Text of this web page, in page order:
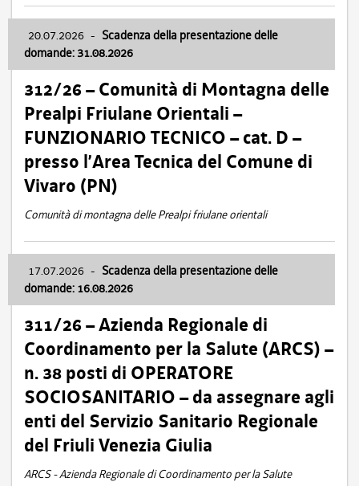
20.07.2026 - Scadenza della presentazione delle
domande: 31.08.2026
312/26 – Comunità di Montagna delle
Prealpi Friulane Orientali –
FUNZIONARIO TECNICO – cat. D –
presso l’Area Tecnica del Comune di
Vivaro (PN)
Comunità di montagna delle Prealpi friulane orientali
17.07.2026 - Scadenza della presentazione delle
domande: 16.08.2026
311/26 – Azienda Regionale di
Coordinamento per la Salute (ARCS) –
n. 38 posti di OPERATORE
SOCIOSANITARIO – da assegnare agli
enti del Servizio Sanitario Regionale
del Friuli Venezia Giulia
ARCS - Azienda Regionale di Coordinamento per la Salute